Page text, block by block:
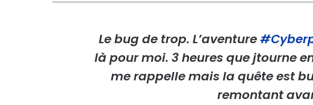
Le bug de trop. L’aventure
là pour moi. 3 heures que jtourne
me rappelle mais la quête est
remontant